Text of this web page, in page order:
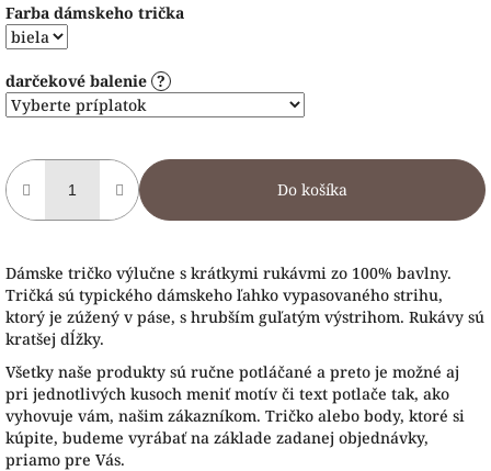
Farba dámskeho trička
darčekové balenie ?
Do košíka
Dámske tričko výlučne s krátkymi rukávmi zo 100% bavlny.
Tričká sú typického dámskeho ľahko vypasovaného strihu,
ktorý je zúžený v páse, s hrubším guľatým výstrihom. Rukávy sú
kratšej dĺžky.
Všetky naše produkty sú ručne potláčané a preto je možné aj
pri jednotlivých kusoch meniť motív či text potlače tak, ako
vyhovuje vám, našim zákazníkom. Tričko alebo body, ktoré si
kúpite, budeme vyrábať na základe zadanej objednávky,
priamo pre Vás.